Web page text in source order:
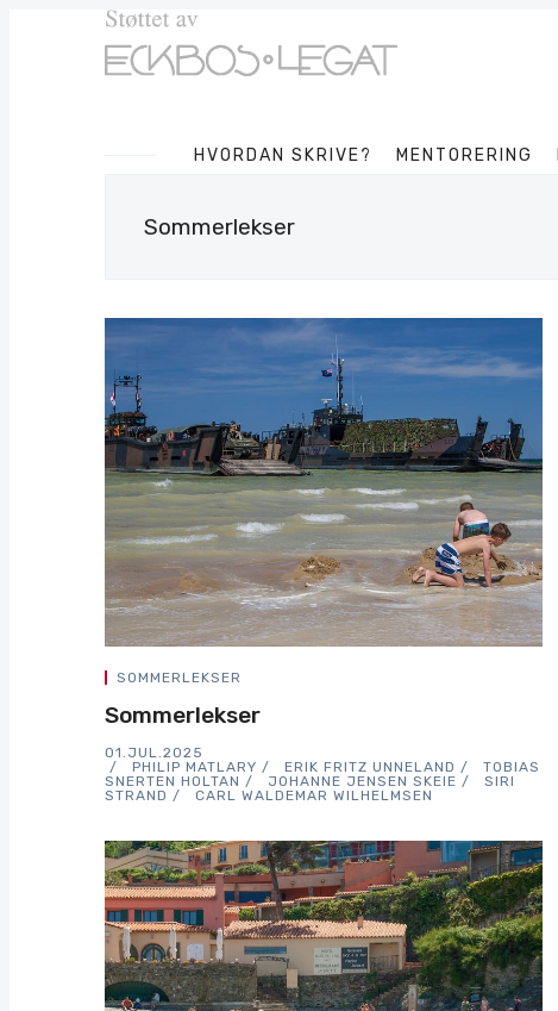
HVORDAN SKRIVE? MENTORERING
Sommerlekser
SOMMERLEKSER
Sommerlekser
01.JUL.2025
PHILIP MATLARY
ERIK FRITZ UNNELAND
TOBIAS
SNERTEN HOLTAN
JOHANNE JENSEN SKEIE
SIRI
STRAND
CARL WALDEMAR WILHELMSEN